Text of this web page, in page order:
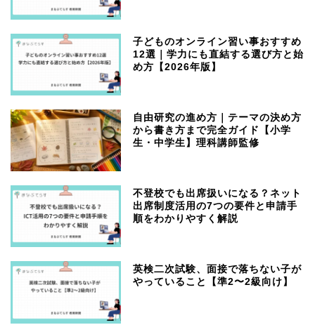
子どものオンライン習い事おすすめ
12選｜学力にも直結する選び方と始
め方【2026年版】
自由研究の進め方｜テーマの決め方
から書き方まで完全ガイド【小学
生・中学生】理科講師監修
不登校でも出席扱いになる？ネット
出席制度活用の7つの要件と申請手
順をわかりやすく解説
英検二次試験、面接で落ちない子が
やっていること【準2〜2級向け】